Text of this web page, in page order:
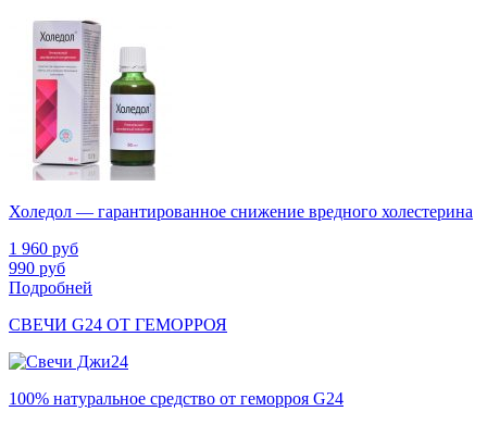
Холедол — гарантированное снижение вредного холестерина
1 960 руб
990 руб
Подробней
СВЕЧИ G24 ОТ ГЕМОРРОЯ
100% натуральное средство от геморроя G24